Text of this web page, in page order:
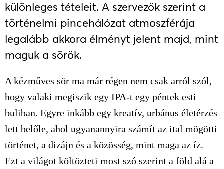
különleges tételeit. A szervezők szerint a
történelmi pincehálózat atmoszférája
legalább akkora élményt jelent majd, mint
maguk a sörök.
A kézműves sör ma már régen nem csak arról szól,
hogy valaki megiszik egy IPA-t egy péntek esti
buliban. Egyre inkább egy kreatív, urbánus életérzés
lett belőle, ahol ugyanannyira számít az ital mögötti
történet, a dizájn és a közösség, mint maga az íz.
Ezt a világot költözteti most szó szerint a föld alá a